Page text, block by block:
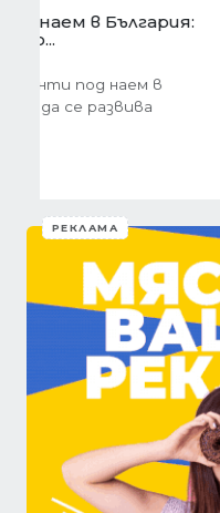
Готови завеси
Скъпи дами, нека
най-голямото
РЕКЛАМА